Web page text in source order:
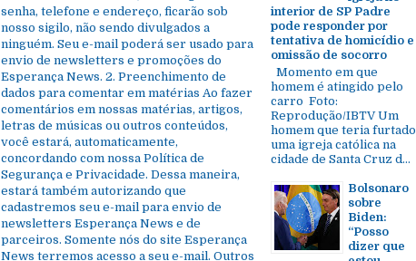
senha, telefone e endereço, ficarão sob
nosso sigilo, não sendo divulgados a
ninguém. Seu e-mail poderá ser usado para
envio de newsletters e promoções do
Esperança News. 2. Preenchimento de
dados para comentar em matérias Ao fazer
comentários em nossas matérias, artigos,
letras de músicas ou outros conteúdos,
você estará, automaticamente,
concordando com nossa Política de
Segurança e Privacidade. Dessa maneira,
estará também autorizando que
cadastremos seu e-mail para envio de
newsletters Esperança News e de
parceiros. Somente nós do site Esperança
News terremos acesso a seu e-mail. Outros
interior de SP Padre
pode responder por
tentativa de homicídio e
omissão de socorro
Momento em que
homem é atingido pelo
carro Foto:
Reprodução/IBTV Um
homem que teria furtado
uma igreja católica na
cidade de Santa Cruz d...
Bolsonaro
sobre
Biden:
“Posso
dizer que